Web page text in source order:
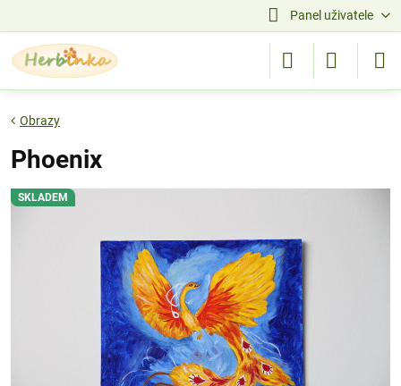
Panel uživatele
SKLADEM
Obrazy
Phoenix